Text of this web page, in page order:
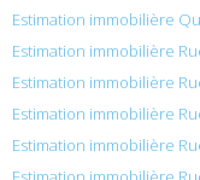
Estimation immobilière
Estimation immobilière
Estimation immobilière
Estimation immobilière
Estimation immobilière